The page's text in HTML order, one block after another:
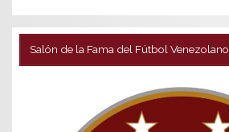
Salón de la Fama del Fútbol Venezolano